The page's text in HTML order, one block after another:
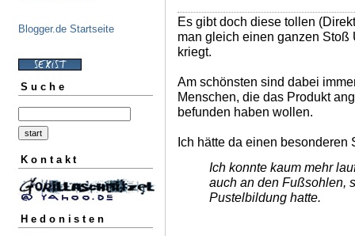
Blogger.de Startseite
Suche
Kontakt
Hedonisten
Es gibt doch diese tollen
man gleich einen ganzen
kriegt.
Am schönsten sind dabei
Menschen, die das Produkt
befunden haben wollen.
Ich hätte da einen besonderen
Ich konnte kaum mehr
auch an den Fußsohlen,
Pustelbildung hatte.